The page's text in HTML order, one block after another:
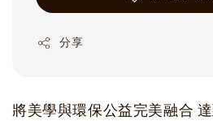
分享
將美學與環保公益完美融合